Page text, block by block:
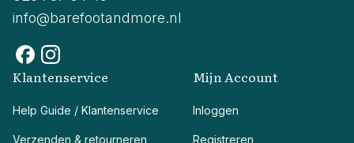
info@barefootandmore.nl
Klantenservice
Help Guide / Klantenservice
Verzenden & retourneren
Mijn Account
Inloggen
Registreren